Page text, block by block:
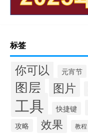
标签
你可以 元宵节
图层 图片
工具 快捷键
攻略
效果 教程